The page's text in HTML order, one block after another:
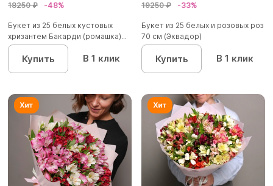
18250 ₽ -48%
Букет из 25 белых кустовых
хризантем Бакарди (ромашка)...
Купить В 1 клик
19250 ₽ -33%
Букет из 25 белых и розовых роз
70 см (Эквадор)
Купить В 1 клик